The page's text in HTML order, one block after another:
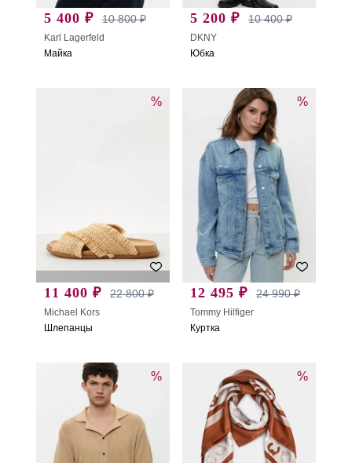
5 400 ₽ 10 800 ₽
Karl Lagerfeld
Майка
5 200 ₽ 10 400 ₽
DKNY
Юбка
%
11 400 ₽ 22 800 ₽
Michael Kors
Шлепанцы
%
12 495 ₽ 24 990 ₽
Tommy Hilfiger
Куртка
% %